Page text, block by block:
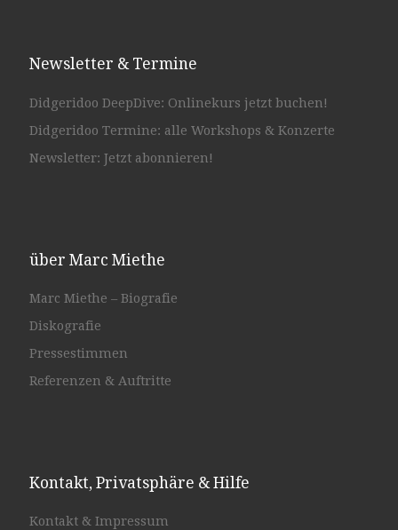
Newsletter & Termine
Didgeridoo DeepDive: Onlinekurs jetzt buchen!
Didgeridoo Termine: alle Workshops & Konzerte
Newsletter: Jetzt abonnieren!
über Marc Miethe
Marc Miethe – Biografie
Diskografie
Pressestimmen
Referenzen & Auftritte
Kontakt, Privatsphäre & Hilfe
Kontakt & Impressum